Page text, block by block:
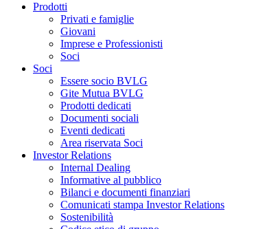
Prodotti
Privati e famiglie
Giovani
Imprese e Professionisti
Soci
Soci
Essere socio BVLG
Gite Mutua BVLG
Prodotti dedicati
Documenti sociali
Eventi dedicati
Area riservata Soci
Investor Relations
Internal Dealing
Informative al pubblico
Bilanci e documenti finanziari
Comunicati stampa Investor Relations
Sostenibilità